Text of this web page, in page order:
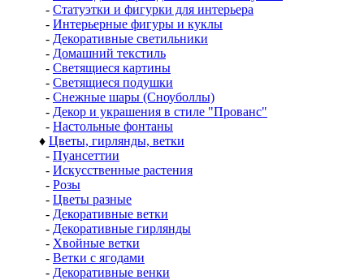
- Статуэтки и фигурки для интерьера
- Интерьерные фигуры и куклы
- Декоративные светильники
- Домашний текстиль
- Светящиеся картины
- Светящиеся подушки
- Снежные шары (Сноуболлы)
- Декор и украшения в стиле "Прованс"
- Настольные фонтаны
♦ Цветы, гирлянды, ветки
- Пуансеттии
- Искусственные растения
- Розы
- Цветы разные
- Декоративные ветки
- Декоративные гирлянды
- Хвойные ветки
- Ветки с ягодами
- Декоративные венки